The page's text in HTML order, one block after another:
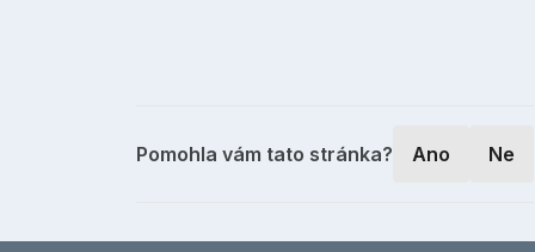
Pomohla vám tato stránka? Ano Ne